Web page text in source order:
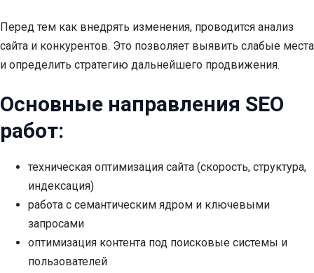
Перед тем как внедрять изменения, проводится анализ
сайта и конкурентов. Это позволяет выявить слабые места
и определить стратегию дальнейшего продвижения.
Основные направления SEO
работ:
техническая оптимизация сайта (скорость, структура,
индексация)
работа с семантическим ядром и ключевыми
запросами
оптимизация контента под поисковые системы и
пользователей